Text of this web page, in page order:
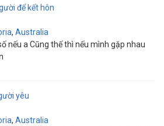
, Australia
để kết hôn
nếu a Cũng thế thì nếu mình gặp nhau
, Australia
yêu